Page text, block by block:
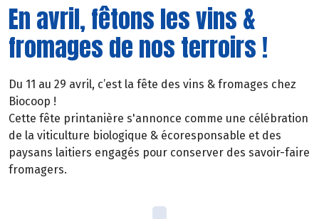
En avril, fêtons les vins &
fromages de nos terroirs !
Du 11 au 29 avril, c’est la fête des vins & fromages chez
Biocoop !
Cette fête printanière s'annonce comme une célébration
de la viticulture biologique & écoresponsable et des
paysans laitiers engagés pour conserver des savoir-faire
fromagers.